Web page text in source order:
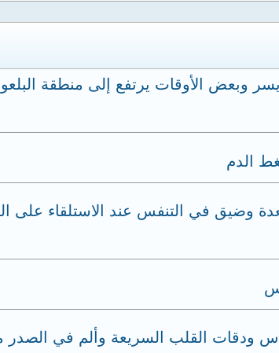
وبعض الأوقات يرتفع إلى منطقة
الدم
وضيق في التنفس عند الاستلقاء على
ودقات القلب السريعة وألم في